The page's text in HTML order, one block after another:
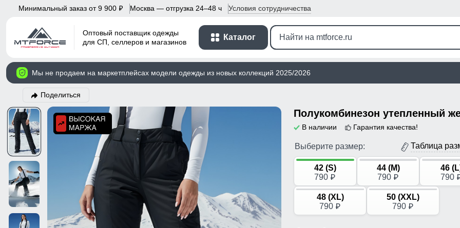
Минимальный заказ от 9 900 p Москва — отгрузка 24–48 ч Условия сотрудничества
Оптовый поставщик одежды
для СП, селлеров и магазинов
Каталог
Мы не продаем на маркетплейсах модели одежды из новых коллекций 2025/2026
Поделиться
В наличии Гарантия качества!
Выберите размер: Таблица
42 (S)
790 p
44 (M)
790 p
46
790
48 (XL)
790 p
50 (XXL)
790 p